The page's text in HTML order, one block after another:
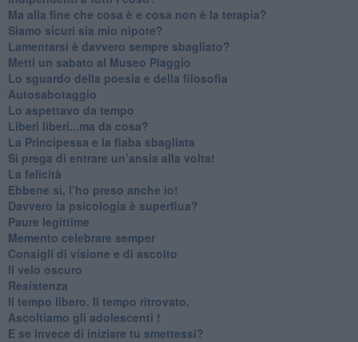
​Ma alla fine che cosa è e cosa non è la terapia?
​Siamo sicuri sia mio nipote?
​Lamentarsi è davvero sempre sbagliato?
​Metti un sabato al Museo Piaggio
​Lo sguardo della poesia e della filosofia
Autosabotaggio
​Lo aspettavo da tempo
​Liberi liberi...ma da cosa?
​La Principessa e la fiaba sbagliata
Si prega di entrare un’ansia alla volta!
​La felicità
​Ebbene sì, l’ho preso anche io!
​Davvero la psicologia è superflua?
Paure legittime
​Memento celebrare semper
​Consigli di visione e di ascolto
​Il velo oscuro
Resistenza
​Il tempo libero. Il tempo ritrovato.
Ascoltiamo gli adolescenti !
​E se invece di iniziare tu smettessi?